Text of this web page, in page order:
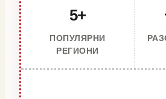
5+
ПОПУЛЯРНИ
РЕГИОНИ